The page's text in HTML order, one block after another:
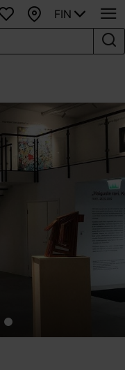
SuosikitKartta
FIN